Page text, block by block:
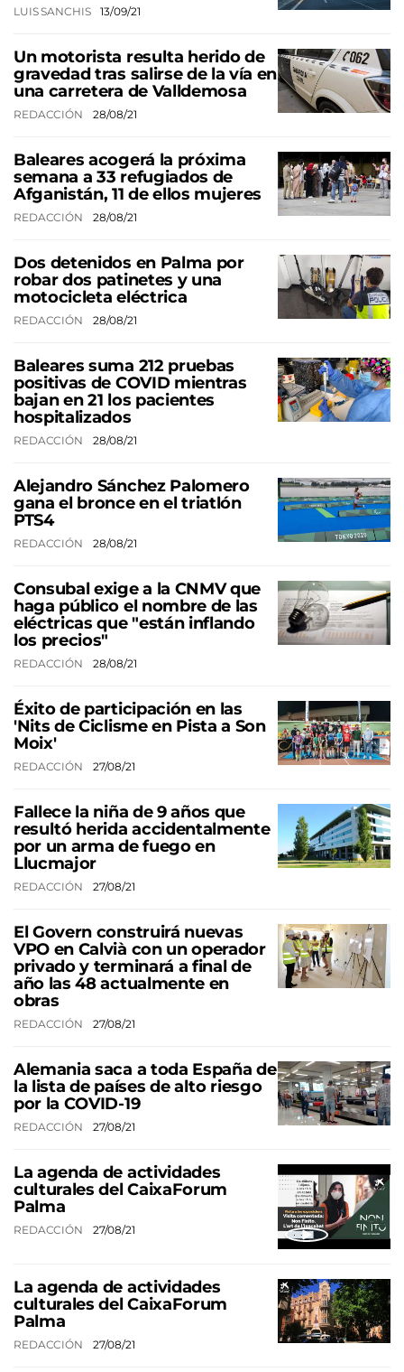
LUIS SANCHIS 13/09/21
Un motorista resulta herido de
gravedad tras salirse de la vía en
una carretera de Valldemosa
REDACCIÓN 28/08/21
Baleares acogerá la próxima
semana a 33 refugiados de
Afganistán, 11 de ellos mujeres
REDACCIÓN 28/08/21
Dos detenidos en Palma por
robar dos patinetes y una
motocicleta eléctrica
REDACCIÓN 28/08/21
Baleares suma 212 pruebas
positivas de COVID mientras
bajan en 21 los pacientes
hospitalizados
REDACCIÓN 28/08/21
Alejandro Sánchez Palomero
gana el bronce en el triatlón
PTS4
REDACCIÓN 28/08/21
Consubal exige a la CNMV que
haga público el nombre de las
eléctricas que "están inflando
los precios"
REDACCIÓN 28/08/21
Éxito de participación en las
'Nits de Ciclisme en Pista a Son
Moix'
REDACCIÓN 27/08/21
Fallece la niña de 9 años que
resultó herida accidentalmente
por un arma de fuego en
Llucmajor
REDACCIÓN 27/08/21
El Govern construirá nuevas
VPO en Calvià con un operador
privado y terminará a final de
año las 48 actualmente en
obras
REDACCIÓN 27/08/21
Alemania saca a toda España de
la lista de países de alto riesgo
por la COVID-19
REDACCIÓN 27/08/21
La agenda de actividades
culturales del CaixaForum
Palma
REDACCIÓN 27/08/21
La agenda de actividades
culturales del CaixaForum
Palma
REDACCIÓN 27/08/21